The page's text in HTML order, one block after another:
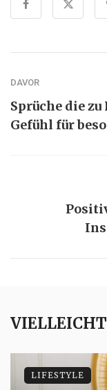
DAVOR
Sprüche die
Gefühl für
LIFESTYLE